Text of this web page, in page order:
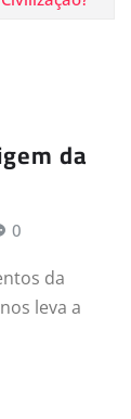
da
0
da
leva a